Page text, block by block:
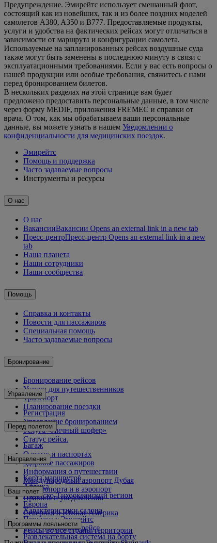
Предупреждение. Эмирейтс использует смешанный флот,
состоящий как из новейших, так и из более поздних моделей
самолетов A380, A350 и B777. Предоставляемые продукты,
услуги и удобства на фактических рейсах могут отличаться в
зависимости от маршрута и конфигурации самолета.
Используемые на запланированных рейсах воздушные суда
также могут быть заменены в последнюю минуту в связи с
эксплуатационными требованиями. Если у вас есть вопросы о
нашей продукции или особые требования, свяжитесь с нами
перед бронированием билетов.
В нескольких разделах на этой странице вам будет
предложено предоставить персональные данные, в том числе
через форму MEDIF, приложения FREMEC и справки от
врача. О том, как мы обрабатываем ваши персональные
данные, вы можете узнать в нашем Уведомлении о
конфиденциальности для медицинских поездок.
Эмирейтс
Помощь и поддержка
Часто задаваемые вопросы
Инструменты и ресурсы
О нас
О нас
ВакансииВакансии Opens an external link in a new tab
Пресс-центрПресс-центр Opens an external link in a new
tab
Наша планета
Наши сотрудники
Наши сообщества
Помощь
Справка и контакты
Новости для пассажиров
Специальная помощь
Часто задаваемые вопросы
Бронирование
Бронирование рейсов
Услуги для путешественников
Транспорт
Планирование поездки
Управление
Регистрация
Управление бронированием
Услуга «Личный шофер»
Статус рейса.
Перед полетом
Багаж
О визах и паспортах
Здоровье пассажиров
Информация о путешествии
Международный аэропорт Дубая
Из аэропорта и в аэропорт
Правила и уведомления
Направления
Карта маршрутов
Африка
Азиатско-Тихоокеанский регион
Европа
Северная и Южная Америка
Ближний Восток
Рейсы во все страны/территории
Ваш полет
Характеристики салона
Покупки с Эмирейтс
Услуги на вашем рейсе
Развлекательная система на борту
Программы лояльности